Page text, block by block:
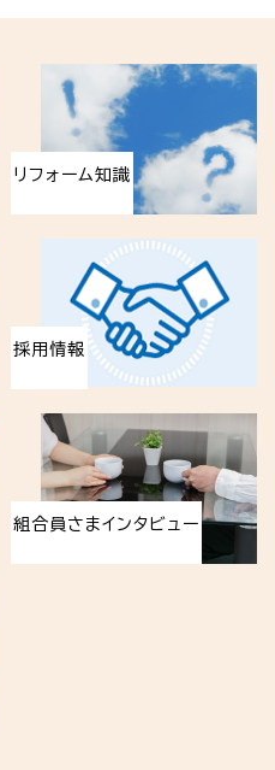
リフォーム知識
採用情報
組合員さまインタビュー